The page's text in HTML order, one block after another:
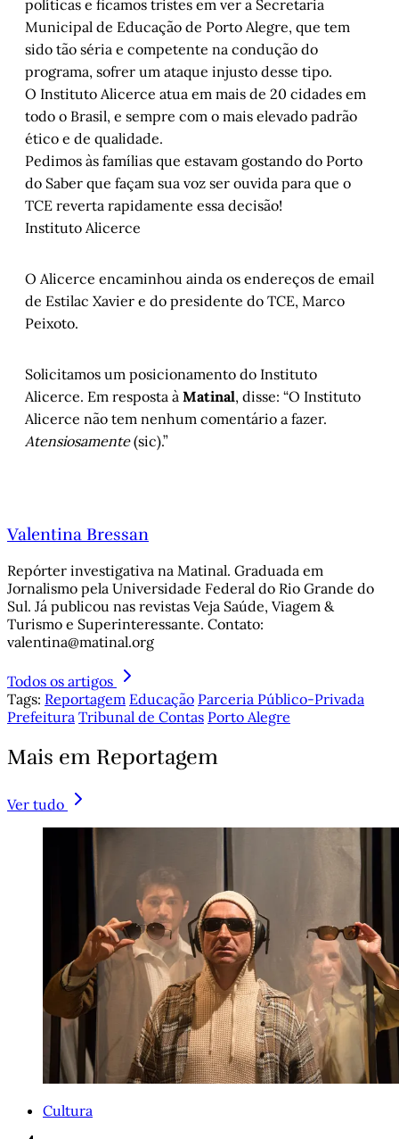
políticas e ficamos tristes em ver a Secretaria
Municipal de Educação de Porto Alegre, que tem
sido tão séria e competente na condução do
programa, sofrer um ataque injusto desse tipo.
O Instituto Alicerce atua em mais de 20 cidades em
todo o Brasil, e sempre com o mais elevado padrão
ético e de qualidade.
Pedimos às famílias que estavam gostando do Porto
do Saber que façam sua voz ser ouvida para que o
TCE reverta rapidamente essa decisão!
Instituto Alicerce
O Alicerce encaminhou ainda os endereços de email
de Estilac Xavier e do presidente do TCE, Marco
Peixoto.
Solicitamos um posicionamento do Instituto
Alicerce. Em resposta à Matinal, disse: “O Instituto
Alicerce não tem nenhum comentário a fazer.
Atensiosamente(sic).”
Valentina Bressan
Repórter investigativa na Matinal. Graduada em
Jornalismo pela Universidade Federal do Rio Grande do
Sul. Já publicou nas revistas Veja Saúde, Viagem &
Turismo e Superinteressante. Contato:
valentina@matinal.org
Todos os artigos
Tags: Reportagem Educação Parceria Público-Privada
Prefeitura Tribunal de Contas Porto Alegre
Mais em Reportagem
Ver tudo
Cultura